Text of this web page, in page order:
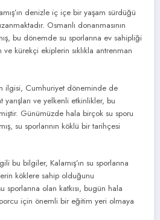
denizle iç içe bir yaşam sürdüğü
Osmanlı donanmasının
bu dönemde su sporlarına ev sahipliği
ve kürekçi ekiplerin sıklıkla antrenman
ilgisi, Cumhuriyet döneminde de
ve yelkenli etkinlikler, bu
Günümüzde hala birçok su sporu
su sporlarının köklü bir tarihçesi
bu bilgiler, Kalamış’ın su sporlarına
köklere sahip olduğunu
sporlarına olan katkısı, bugün hala
için önemli bir eğitim yeri olmaya